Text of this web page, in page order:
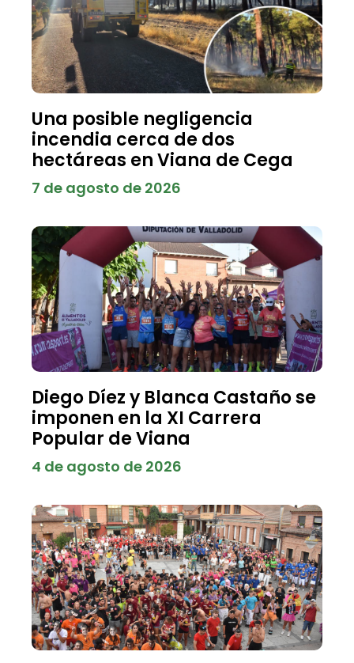
Una posible negligencia
incendia cerca de dos
hectáreas en Viana de Cega
7 de agosto de 2026
Diego Díez y Blanca Castaño se
imponen en la XI Carrera
Popular de Viana
4 de agosto de 2026